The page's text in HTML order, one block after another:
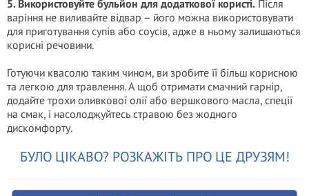
5. Використовуйте бульйон для додаткової користі. Після
варіння не виливайте відвар – його можна використовувати
для приготування супів або соусів, адже в ньому залишаються
корисні речовини.
Готуючи квасолю таким чином, ви зробите її більш корисною
та легкою для травлення. А щоб отримати смачний гарнір,
додайте трохи оливкової олії або вершкового масла, спеції
на смак, і насолоджуйтесь стравою без жодного
дискомфорту.
БУЛО ЦІКАВО? РОЗКАЖІТЬ ПРО ЦЕ ДРУЗЯМ!